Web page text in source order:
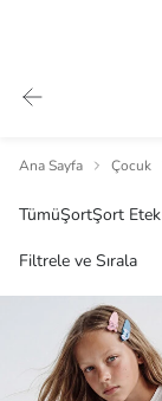
Ana Sayfa Çocuk
TümüŞortŞort Etek
Filtrele ve Sırala